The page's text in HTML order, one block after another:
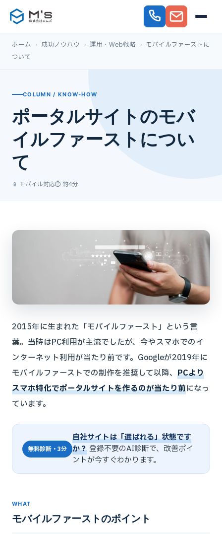
ホーム › 成功ノウハウ › 運用・Web戦略 › モバイルファーストに
ついて
COLUMN / KNOW-HOW
ポータルサイトのモバ
イルファーストについ
て
📱 モバイル対応⏱ 約4分
2015年に生まれた「モバイルファースト」という言
葉。当時はPC利用が主流でしたが、今やスマホでのイ
ンターネット利用が当たり前です。Googleが2019年に
モバイルファーストでの制作を推奨して以降、 PCより
スマホ特化でポータルサイトを作るのが当たり前になっ
ています。
無料診断・3分
自社サイトは「選ばれる」状態です
か？登録不要のAI診断で、改善ポイ
ントが今すぐわかります。
WHAT
モバイルファーストのポイント